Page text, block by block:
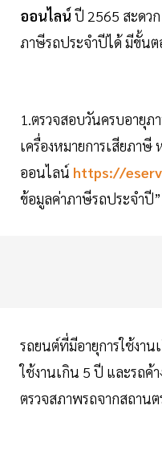
ออนไลน์ ปี 2565 สะดว
ภาษีรถประจำปีได้ มีขั้นต
1.ตรวจสอบวันครบอายุภ
เครื่องหมายการเสียภาษี
ออนไลน์ https://
ข้อมูลค่าภาษีรถประจำปี
รถยนต์ที่มีอายุการใช้งาน
ใช้งานเกิน 5 ปี และรถค้
ตรวจสภาพรถจากสถาน